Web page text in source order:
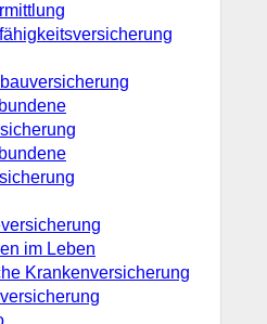
im Leben
Krankenversicherung